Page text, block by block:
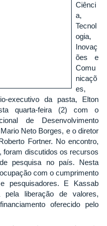
Ciênci
a,
Tecnol
ogia,
Inovaç
ões e
Comu
nicaçõ
es,
executivo da pasta, Elton
quarta-feira (2) com o
de Desenvolvimento
Neto Borges, e o diretor
Fortner. No encontro,
foram discutidos os recursos
pesquisa no país. Nesta
com o cumprimento
pesquisadores. E Kassab
liberação de valores,
oferecido pelo